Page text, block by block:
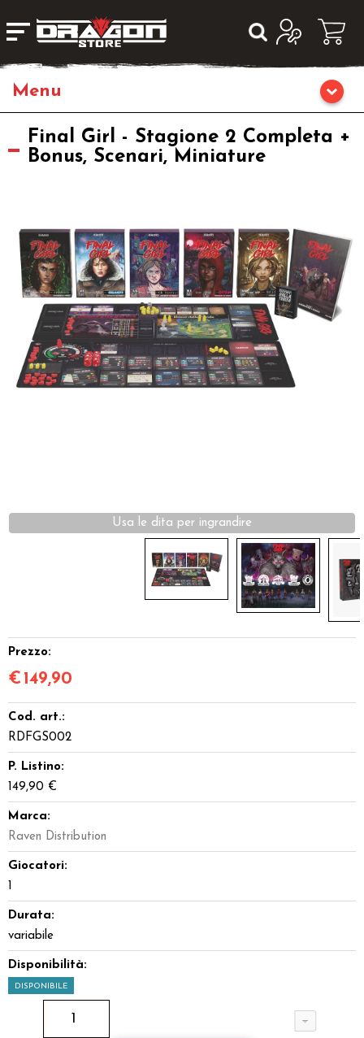
Home
Fumetti & Romanzi
Giochi di Carte Collezionabili
Miniature
Dadi
Final Girl - Stagione 2 Completa +
Bonus, Scenari, Miniature
Prezzo:
€ 149,90
Cod. art.:
RDFGS002
P. Listino:
149,90 €
Marca:
Raven Distribution
Giocatori:
1
Durata:
variabile
Disponibilità:
DISPONIBILE